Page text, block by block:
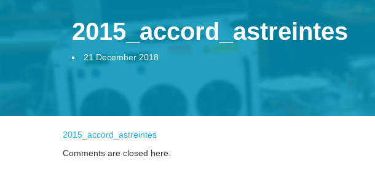
2015_accord_astreintes
21 December 2018
2015_accord_astreintes
Comments are closed here.